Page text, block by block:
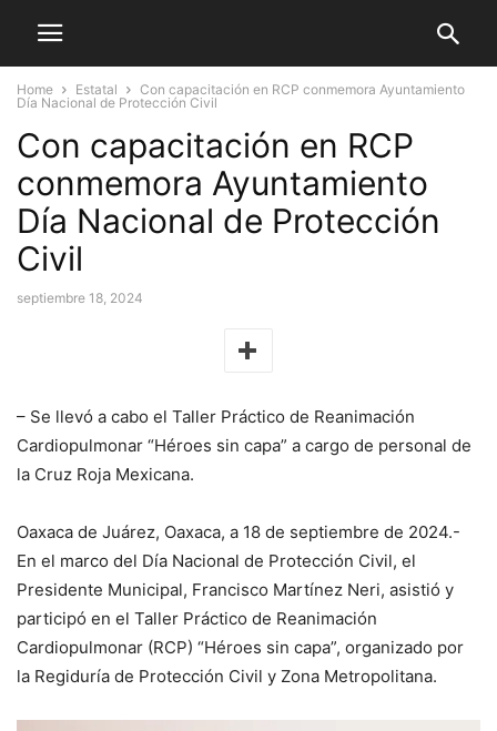
Home Estatal
Con capacitación en RCP conmemora Ayuntamiento
Día Nacional de Protección Civil
Con capacitación en RCP
conmemora Ayuntamiento
Día Nacional de Protección
Civil
septiembre 18, 2024
– Se llevó a cabo el Taller Práctico de Reanimación
Cardiopulmonar “Héroes sin capa” a cargo de personal de
la Cruz Roja Mexicana.
Oaxaca de Juárez, Oaxaca, a 18 de septiembre de 2024.-
En el marco del Día Nacional de Protección Civil, el
Presidente Municipal, Francisco Martínez Neri, asistió y
participó en el Taller Práctico de Reanimación
Cardiopulmonar (RCP) “Héroes sin capa”, organizado por
la Regiduría de Protección Civil y Zona Metropolitana.